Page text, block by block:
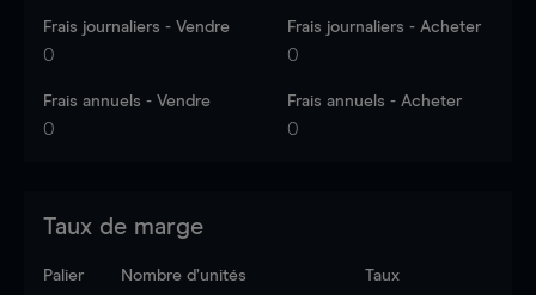
Frais journaliers - Vendre
0
Frais journaliers - Acheter
0
Frais annuels - Vendre
0
Frais annuels - Acheter
0
Taux de marge
Palier Nombre d’unités Taux